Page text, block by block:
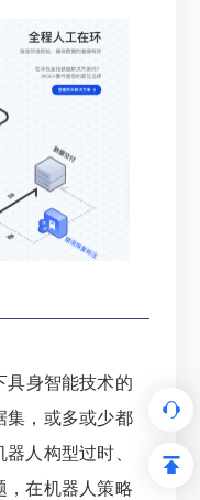
身智能技术的
集，或多或少都
人构型过时、
，在机器人策略